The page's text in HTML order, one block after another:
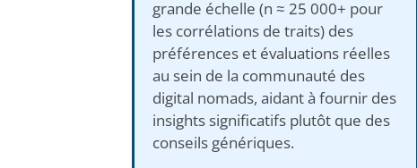
grande échelle (n ≈ 25 000+ pour
les corrélations de traits) des
préférences et évaluations réelles
au sein de la communauté des
digital nomads, aidant à fournir des
insights significatifs plutôt que des
conseils génériques.